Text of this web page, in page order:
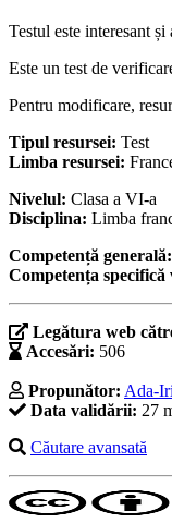
Testul este interesant
Este un test de
Pentru modificare,
Tipul resursei: Test
Limba resursei:
Nivelul: Clasa a VI-a
Disciplina: Limba
Competență generală:
Competența
Legătura web
Accesări: 506
Propunător: Ada-
Data validării: 27
Căutare avansată